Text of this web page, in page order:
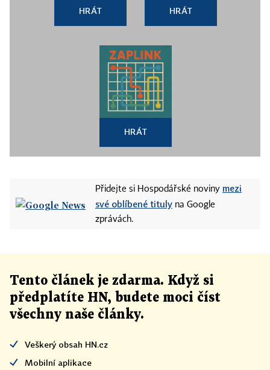
HRÁT HRÁT
HRÁT
Přidejte si Hospodářské noviny mezi
své oblíbené tituly na Google
zprávách.
Tento článek je zdarma. Když si
předplatíte HN, budete moci číst
všechny naše články.
Veškerý obsah HN.cz
Mobilní aplikace